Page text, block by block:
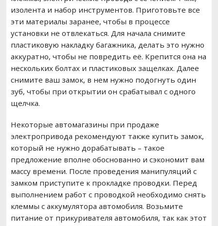
изолента и набор инструментов. Приготовьте все
эти материалы заранее, чтобы в процессе
установки не отвлекаться. Для начала снимите
пластиковую накладку багажника, делать это нужно
аккуратно, чтобы не повредить её. Крепится она на
нескольких болтах и пластиковых защелках. Далее
снимите ваш замок, в нем нужно подогнуть один
зуб, чтобы при открытии он срабатывал с одного
щелчка.
Некоторые автомагазины при продаже
электропривода рекомендуют также купить замок,
который не нужно дорабатывать – такое
предложение вполне обоснованно и сэкономит вам
массу времени. После проведения манипуляций с
замком приступите к прокладке проводки. Перед
выполнением работ с проводкой необходимо снять
клеммы с аккумулятора автомобиля. Возьмите
питание от прикуривателя автомобиля, так как этот